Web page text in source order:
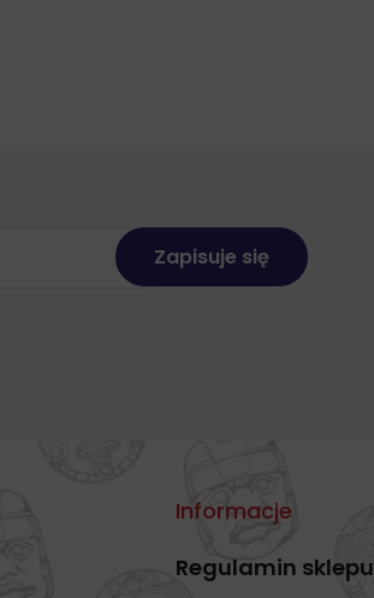
Informacje
Regulamin sklepu